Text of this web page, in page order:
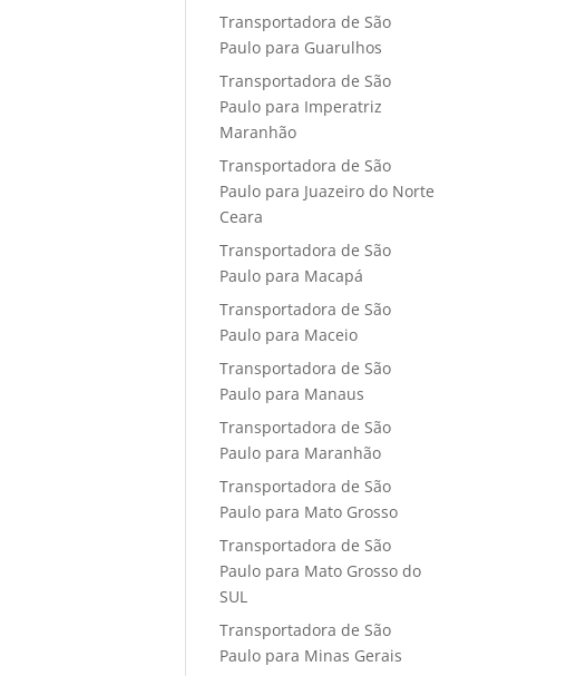
Transportadora de São
Paulo para Guarulhos
Transportadora de São
Paulo para Imperatriz
Maranhão
Transportadora de São
Paulo para Juazeiro do Norte
Ceara
Transportadora de São
Paulo para Macapá
Transportadora de São
Paulo para Maceio
Transportadora de São
Paulo para Manaus
Transportadora de São
Paulo para Maranhão
Transportadora de São
Paulo para Mato Grosso
Transportadora de São
Paulo para Mato Grosso do
SUL
Transportadora de São
Paulo para Minas Gerais